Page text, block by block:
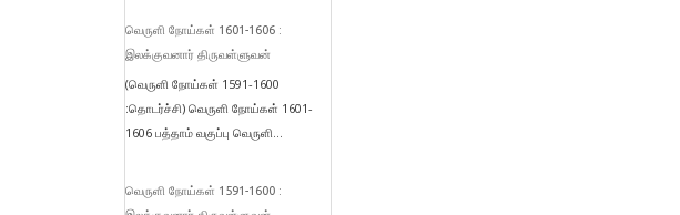
வெருளி நோய்கள் 1601-1606 :
இலக்குவனார் திருவள்ளுவன்
(வெருளி நோய்கள் 1591-1600
:தொடர்ச்சி) வெருளி நோய்கள் 1601-
1606 பத்தாம் வகுப்பு வெருளி...
வெருளி நோய்கள் 1591-1600 :